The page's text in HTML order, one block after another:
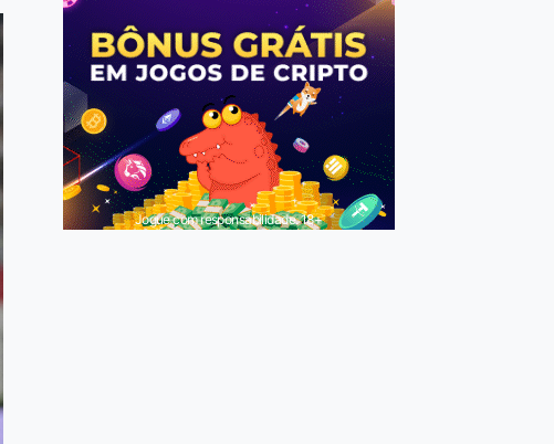
Jogue com responsabilidade. 18+